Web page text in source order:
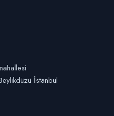
İstanbul